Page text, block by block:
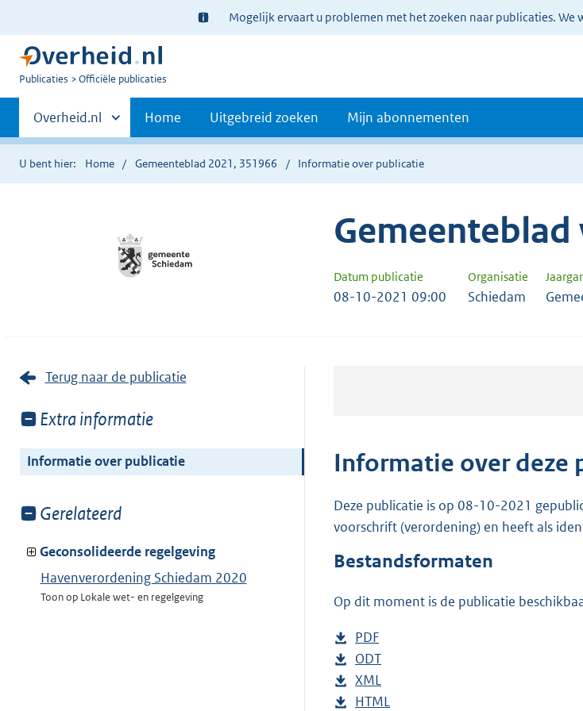
Ter
informatie:
Mogelijk ervaart u problemen met het zoeken naar publicaties. We
U
Publicaties Officiële publicaties
Primaire
navigatie
Andere
sites
binnen
Overheid.nl Home Uitgebreid zoeken Mijn abonnementen
U bent hier: Home Gemeenteblad 2021, 351966 Informatie over publicatie
Gemeenteblad
Datum publicatie Organisatie
08-10-2021 09:00 Schiedam
Terug naar de publicatie
Toon
van:
Extra informatie
Informatie over publicatie
Toon
van:
Gerelateerd
Geconsolideerde regelgeving
Havenverordening Schiedam 2020
Toon op Lokale wet- en regelgeving
Informatie over deze
Deze publicatie is op 08-10-2021
voorschrift (verordening) en heeft als
Bestandsformaten
Op dit moment is de publicatie
D
o
w
n
PDF
e
s
t
D
o
w
ODT
s
D
o
XML
e
D
HTML